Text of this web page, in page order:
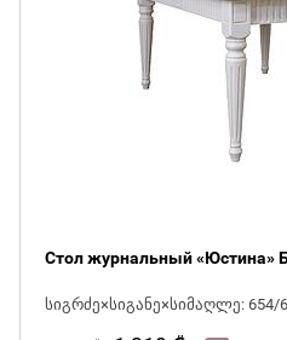
Стол журнальный «Юстина»
სიგრძე×სიგანე×სიმაღლე: 654/